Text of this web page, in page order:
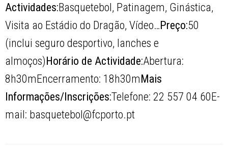
Actividades:Basquetebol, Patinagem, Ginástica,
Visita ao Estádio do Dragão, Vídeo… Preço:50
(inclui seguro desportivo, lanches e
almoços) Horário de Actividade:Abertura:
8h30mEncerramento: 18h30m Mais
Informações/Inscrições:Telefone: 22 557 04 60E-
mail: basquetebol@fcporto.pt